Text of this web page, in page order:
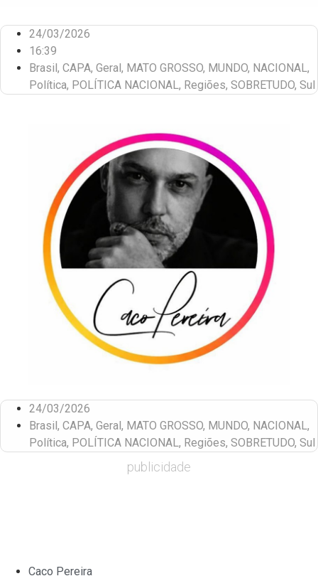
24/03/2026
16:39
Brasil, CAPA, Geral, MATO GROSSO, MUNDO, NACIONAL,
Política, POLÍTICA NACIONAL, Regiões, SOBRETUDO, Sul
24/03/2026
Brasil, CAPA, Geral, MATO GROSSO, MUNDO, NACIONAL,
Política, POLÍTICA NACIONAL, Regiões, SOBRETUDO, Sul
publicidade
Caco Pereira